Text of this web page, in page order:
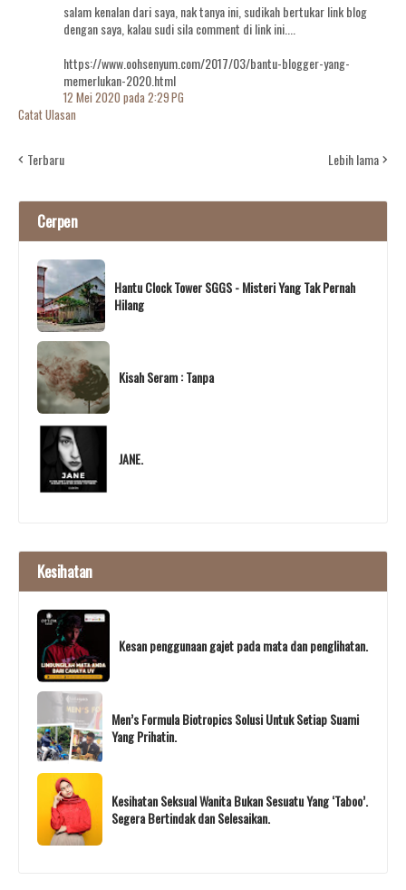
salam kenalan dari saya, nak tanya ini, sudikah bertukar link blog
dengan saya, kalau sudi sila comment di link ini....
https://www.oohsenyum.com/2017/03/bantu-blogger-yang-
memerlukan-2020.html
12 Mei 2020 pada 2:29 PG
Catat Ulasan
Terbaru Lebih lama
Cerpen
Hantu Clock Tower SGGS - Misteri Yang Tak Pernah
Hilang
Kisah Seram : Tanpa
JANE.
Kesihatan
Kesan penggunaan gajet pada mata dan penglihatan.
Men’s Formula Biotropics Solusi Untuk Setiap Suami
Yang Prihatin.
Kesihatan Seksual Wanita Bukan Sesuatu Yang ‘Taboo’.
Segera Bertindak dan Selesaikan.